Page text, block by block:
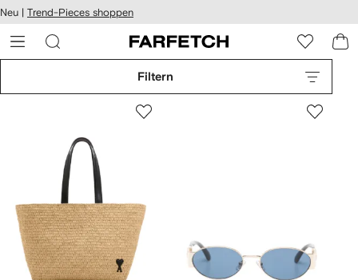
zum
Neu | Trend-Pieces shoppen
Filtern